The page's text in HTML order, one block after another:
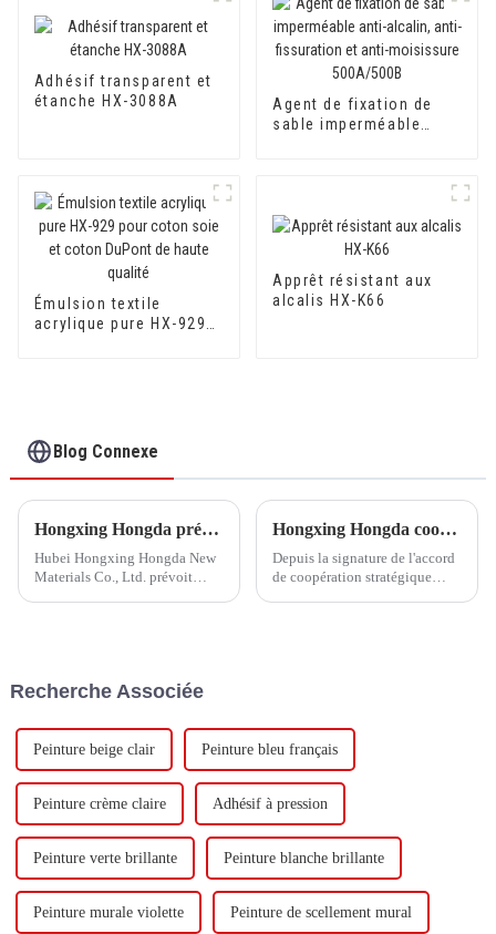
Adhésif transparent et
étanche HX-3088A
Agent de fixation de
sable imperméable
Émulsion textile
acrylique pure HX-929
Apprêt résistant aux
alcalis HX-K66
Blog Connexe
Hongxing Hongda prévoit d'investir 1,6 milliard de yuans pour construire une nouvelle usine de production d'émulsion d'une capacité de production de 510 000 tonnes par an.
Hubei Hongxing Hongda New
Materials Co., Ltd. prévoit
base d'eau et 60 000 tonnes de
Hongxing Hongda coopère avec Keshun Waterproof Technology Co., Ltd pour apporter un nouvel avenir à l'industrie
Depuis la signature de l'accord
de coopération stratégique
Recherche Associée
Peinture beige clair Peinture bleu français
Peinture crème claire Adhésif à pression
Peinture verte brillante Peinture blanche brillante
Peinture murale violette Peinture de scellement mural